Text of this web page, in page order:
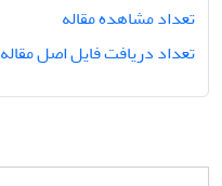
تعداد مشاهده مقاله
تعداد دریافت فایل اصل مقاله